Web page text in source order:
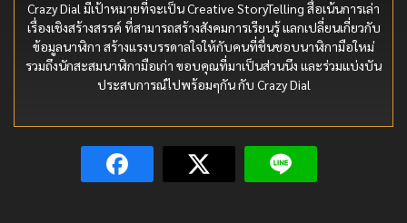
Crazy Dial มีเป้าหมายที่จะเป็น Creative StoryTelling สื่อเน้นการเล่า
เรื่องเชิงสร้างสรรค์ ที่สามารถสร้างสังคมการเรียนรู้ แลกเปลี่ยนเกี่ยวกับ
ข้อมูลนาฬิกา สร้างแรงบรรดาลใจให้กับคนที่ชื่นชอบนาฬิกามือใหม่
รวมถึงนักสะสมนาฬิกามือเก่า ขอบคุณที่มาเป็นส่วนนึง และร่วมแบ่งบัน
ประสบการณ์ไปพร้อมๆกัน กับ Crazy Dial